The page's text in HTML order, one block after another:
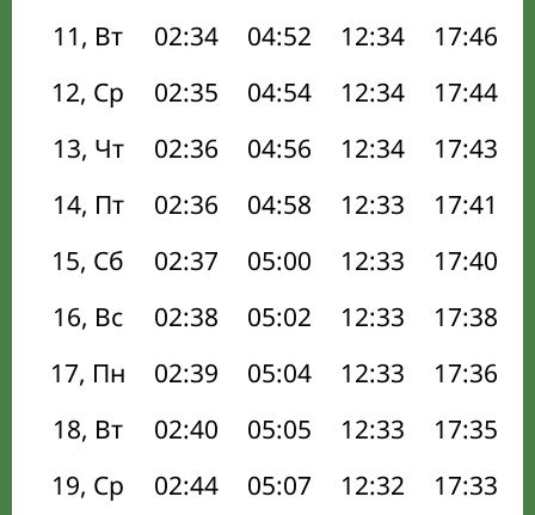
11, Вт
02:34 04:52 12:34 17:46
12, Ср
02:35 04:54 12:34 17:44
13, Чт
02:36 04:56 12:34 17:43
14, Пт
02:36 04:58 12:33 17:41
15, Сб
02:37 05:00 12:33 17:40
16, Вс
02:38 05:02 12:33 17:38
17, Пн
02:39 05:04 12:33 17:36
18, Вт
02:40 05:05 12:33 17:35
19, Ср
02:44 05:07 12:32 17:33